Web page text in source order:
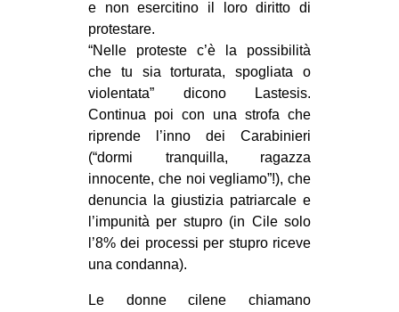
STUDENTI
CULTURE
ARTE
CINEMA
MANIFESTI
MUSICA
RECENSIONI
INTERNAZIONALE
AFRICA
e non esercitino il loro diritto di
protestare.
“Nelle proteste c’è la possibilità
che tu sia torturata, spogliata o
violentata” dicono Lastesis.
Continua poi con una strofa che
riprende l’inno dei Carabinieri
(“dormi tranquilla, ragazza
innocente, che noi vegliamo”!), che
denuncia la giustizia patriarcale e
l’impunità per stupro (in Cile solo
l’8% dei processi per stupro riceve
una condanna).
Le donne cilene chiamano